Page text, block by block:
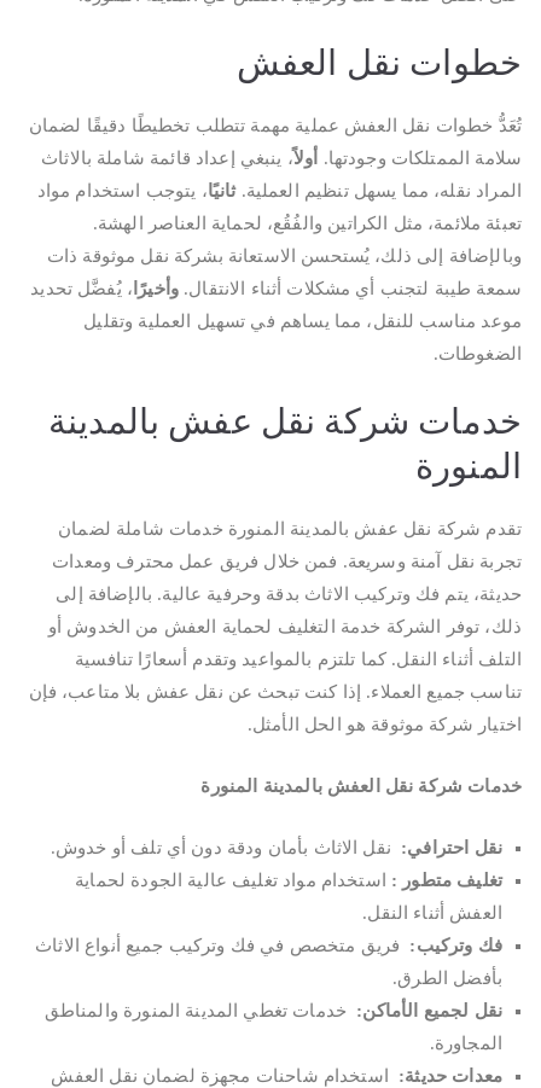
خطوات نقل العفش
تُعَدُّ خطوات نقل العفش عملية مهمة تتطلب تخطيطًا دقيقًا لضمان
سلامة الممتلكات وجودتها.
أولاً، ينبغي إعداد قائمة شاملة بالاثاث
المراد نقله، مما يسهل تنظيم العملية.ثانيًا، يتوجب استخدام مواد
تعبئة ملائمة، مثل الكراتين والفُقُع، لحماية العناصر الهشة.
وبالإضافة إلى ذلك، يُستحسن الاستعانة بشركة نقل موثوقة ذات
سمعة طيبة لتجنب أي مشكلات أثناء الانتقال. وأخيرًا ، يُفضَّل تحديد
موعد مناسب للنقل، مما يساهم في تسهيل العملية وتقليل
الضغوطات.
خدمات شركة نقل عفش بالمدينة
المنورة
تقدم شركة نقل عفش بالمدينة المنورة خدمات شاملة لضمان
تجربة نقل آمنة وسريعة. فمن خلال فريق عمل محترف ومعدات
حديثة، يتم فك وتركيب الاثاث بدقة وحرفية عالية. بالإضافة إلى
ذلك، توفر الشركة خدمة التغليف لحماية العفش من الخدوش أو
التلف أثناء النقل. كما تلتزم بالمواعيد وتقدم أسعارًا تنافسية
تناسب جميع العملاء. إذا كنت تبحث عن نقل عفش بلا متاعب، فإن
اختيار شركة موثوقة هو الحل الأمثل.
خدمات شركة نقل العفش بالمدينة المنورة
نقل احترافي: نقل الاثاث بأمان ودقة دون أي تلف أو خدوش.
تغليف متطور : استخدام مواد تغليف عالية الجودة لحماية
العفش أثناء النقل.
فك وتركيب: فريق متخصص في فك وتركيب جميع أنواع الاثاث
بأفضل الطرق.
نقل لجميع الأماكن: خدمات تغطي المدينة المنورة والمناطق
المجاورة.
معدات حديثة: استخدام شاحنات مجهزة لضمان نقل العفش